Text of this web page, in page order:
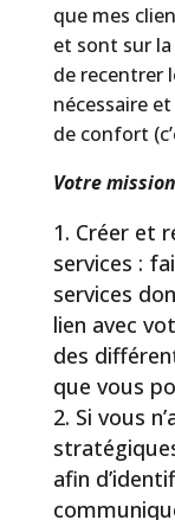
que mes
et sont sur
de recentrer
nécessaire
de confort
Votre
Créer et
services :
services
lien avec
des
que vous
Si vous
afin